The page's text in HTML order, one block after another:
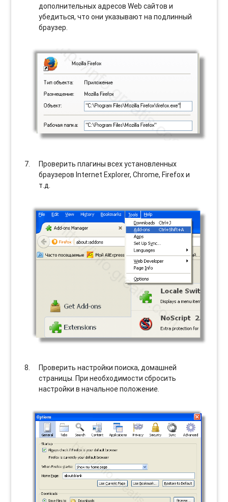
дополнительных адресов Web сайтов и
убедиться, что они указывают на подлинный
браузер.
Проверить плагины всех установленных
браузеров Internet Explorer, Chrome, Firefox и
т.д.
Проверить настройки поиска, домашней
страницы. При необходимости сбросить
настройки в начальное положение.